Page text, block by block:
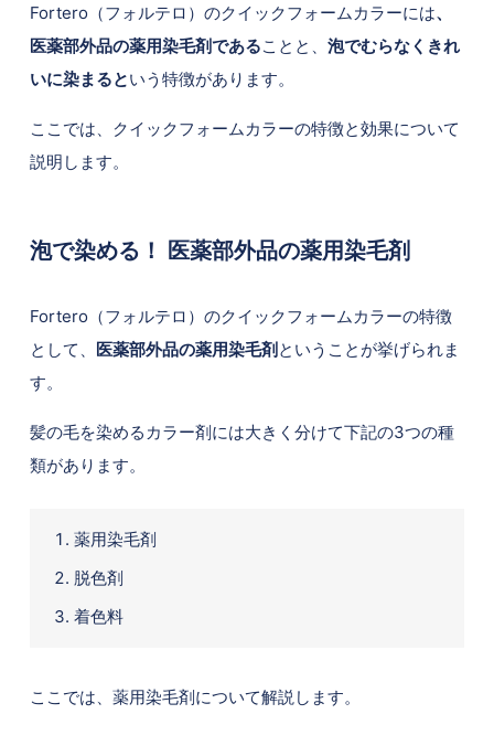
Fortero（フォルテロ）のクイックフォームカラーには、
医薬部外品の薬用染毛剤であることと、 泡でむらなくきれ
いに染まるという特徴があります。
ここでは、クイックフォームカラーの特徴と効果について
説明します。
泡で染める！ 医薬部外品の薬用染毛剤
Fortero（フォルテロ）のクイックフォームカラーの特徴
として、 医薬部外品の薬用染毛剤ということが挙げられま
す。
髪の毛を染めるカラー剤には大きく分けて下記の3つの種
類があります。
薬用染毛剤
脱色剤
着色料
ここでは、薬用染毛剤について解説します。